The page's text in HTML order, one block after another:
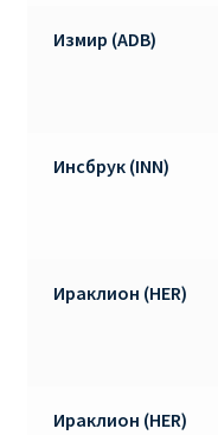
Измир (ADB)
Инсбрук (INN)
Ираклион (HER)
Ираклион (HER)